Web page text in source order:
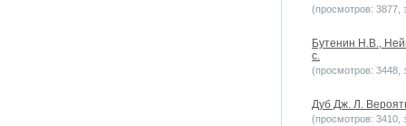
(просмотров: 3877,
Бутенин Н.В.,
с.
(просмотров: 3448,
Дуб Дж. Л.
(просмотров: 3410,